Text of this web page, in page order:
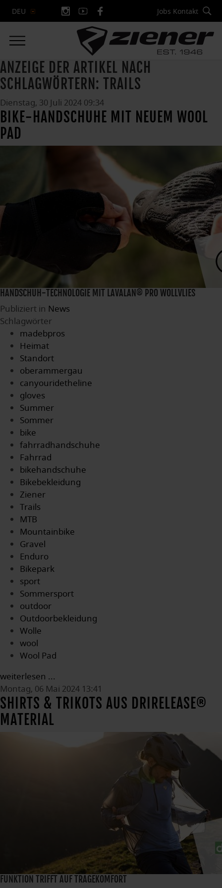
DEU Jobs Kontakt
ANZEIGE DER ARTIKEL NACH
SCHLAGWÖRTERN: TRAILS
Dienstag, 30 Juli 2024 09:34
BIKE-HANDSCHUHE MIT NEUEM WOOL
PAD
HANDSCHUH-TECHNOLOGIE MIT LAVALAN® PRO WOLLVLIES
Publiziert in News
Schlagwörter
madebpros
Heimat
Standort
oberammergau
canyouridetheline
gloves
Summer
Sommer
bike
fahrradhandschuhe
Fahrrad
bikehandschuhe
Bikebekleidung
Ziener
Trails
MTB
Mountainbike
Gravel
Enduro
Bikepark
sport
Sommersport
outdoor
Outdoorbekleidung
Wolle
wool
Wool Pad
weiterlesen ...
Montag, 06 Mai 2024 13:41
SHIRTS & TRIKOTS AUS DRIRELEASE®
MATERIAL
FUNKTION TRIFFT AUF TRAGEKOMFORT